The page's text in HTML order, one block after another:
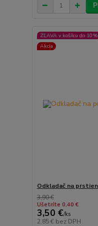
ZĽAVA v košíku do 10%
Akcia
Odkladač na
3,90 €
Ušetríte 0,40 €
3,50 €/ks
2,85 € bez DPH